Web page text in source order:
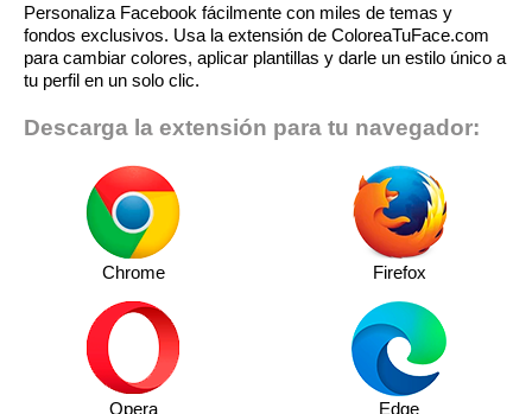
Personaliza Facebook fácilmente con miles de temas y
fondos exclusivos. Usa la extensión de ColoreaTuFace.com
para cambiar colores, aplicar plantillas y darle un estilo único a
tu perfil en un solo clic.
Descarga la extensión para tu navegador:
Chrome Firefox
Opera Edge